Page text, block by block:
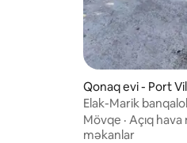
Qonaq evi - Port
Elak-Marik
Mövqe · Açıq hava
məkanlar